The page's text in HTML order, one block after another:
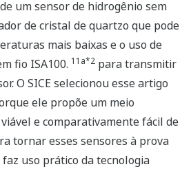
um sensor de hidrogênio sem
de cristal de quartzo que pode
mais baixas e o uso de
fio ISA100. 11a*2 para transmitir
O SICE selecionou esse artigo
ele propõe um meio
e comparativamente fácil de
tornar esses sensores à prova
uso prático da tecnologia